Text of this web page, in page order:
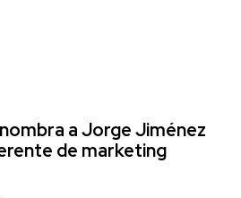
a Jorge Jiménez
de marketing